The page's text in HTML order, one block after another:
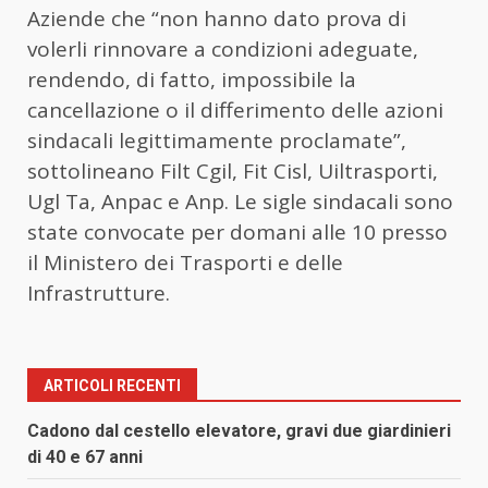
Aziende che “non hanno dato prova di
volerli rinnovare a condizioni adeguate,
rendendo, di fatto, impossibile la
cancellazione o il differimento delle azioni
sindacali legittimamente proclamate”,
sottolineano Filt Cgil, Fit Cisl, Uiltrasporti,
Ugl Ta, Anpac e Anp. Le sigle sindacali sono
state convocate per domani alle 10 presso
il Ministero dei Trasporti e delle
Infrastrutture.
ARTICOLI RECENTI
Cadono dal cestello elevatore, gravi due giardinieri
di 40 e 67 anni